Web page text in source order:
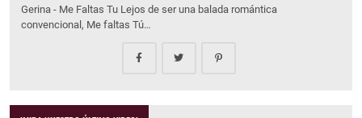
Gerina - Me Faltas Tu Lejos de ser una balada romántica
convencional, Me faltas Tú…